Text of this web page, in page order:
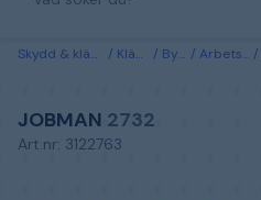
Skydd & kläder Kläder Byxor Arbetsbyxor
JOBMAN 2732
Art.nr: 3122763